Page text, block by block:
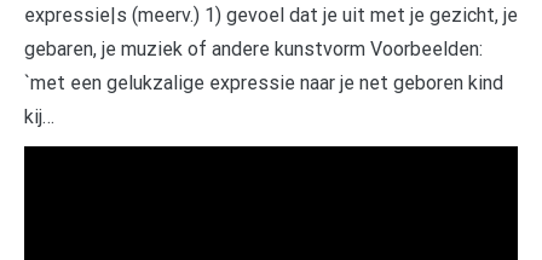
expressie|s (meerv.) 1) gevoel dat je uit met je gezicht, je
gebaren, je muziek of andere kunstvorm Voorbeelden:
`met een gelukzalige expressie naar je net geboren kind
kij…